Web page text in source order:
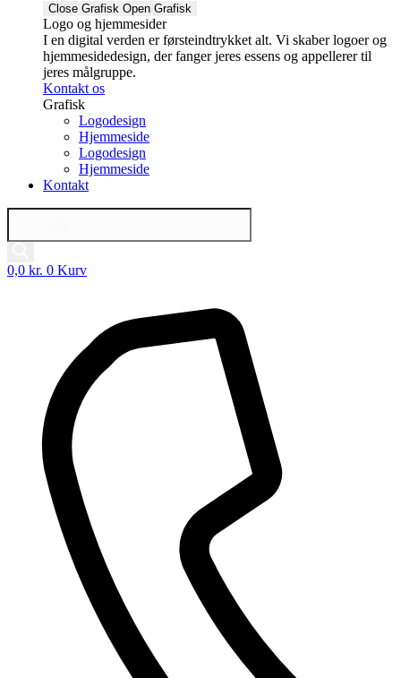
Close Grafisk Open Grafisk
Logo og hjemmesider
I en digital verden er førsteindtrykket alt. Vi skaber logoer og
hjemmesidedesign, der fanger jeres essens og appellerer til
jeres målgruppe.
Kontakt os
Grafisk
Logodesign
Hjemmeside
Logodesign
Hjemmeside
Kontakt
Products
0,0 kr. 0 Kurv